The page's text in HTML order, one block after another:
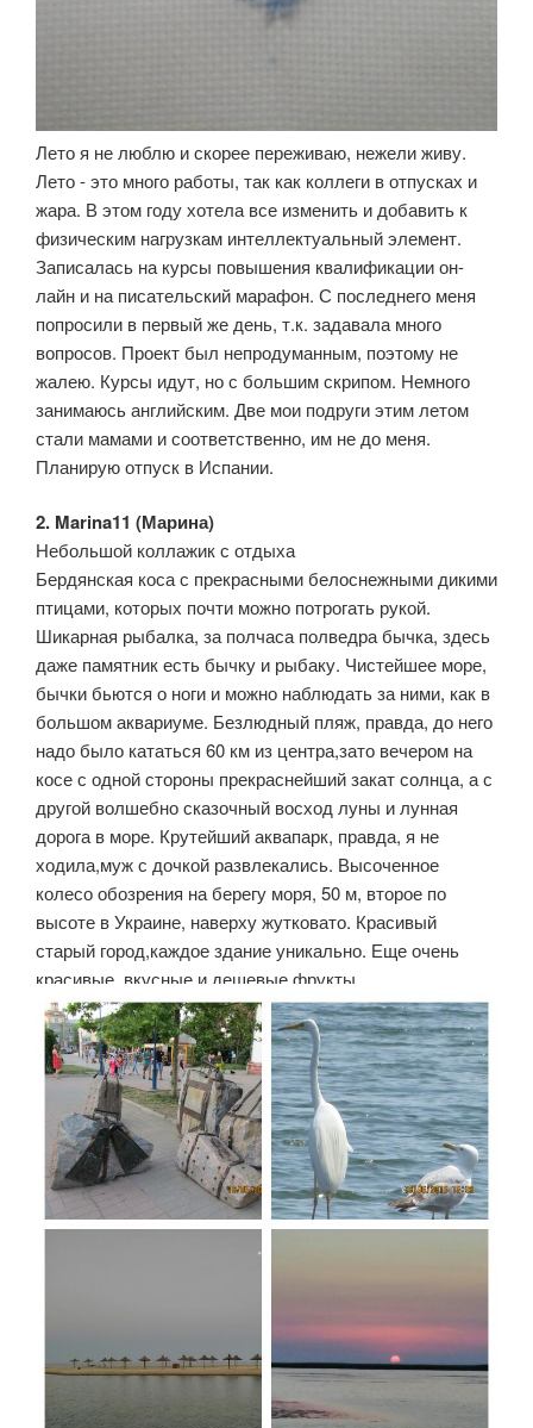
Лето я не люблю и скорее переживаю, нежели живу.
Лето - это много работы, так как коллеги в отпусках и
жара. В этом году хотела все изменить и добавить к
физическим нагрузкам интеллектуальный элемент.
Записалась на курсы повышения квалификации он-
лайн и на писательский марафон. С последнего меня
попросили в первый же день, т.к. задавала много
вопросов. Проект был непродуманным, поэтому не
жалею. Курсы идут, но с большим скрипом. Немного
занимаюсь английским. Две мои подруги этим летом
стали мамами и соответственно, им не до меня.
Планирую отпуск в Испании.
2. Marina11 (Марина)
Небольшой коллажик с отдыха
Бердянская коса с прекрасными белоснежными дикими
птицами, которых почти можно потрогать рукой.
Шикарная рыбалка, за полчаса полведра бычка, здесь
даже памятник есть бычку и рыбаку. Чистейшее море,
бычки бьются о ноги и можно наблюдать за ними, как в
большом аквариуме. Безлюдный пляж, правда, до него
надо было кататься 60 км из центра,зато вечером на
косе с одной стороны прекраснейший закат солнца, а с
другой волшебно сказочный восход луны и лунная
дорога в море. Крутейший аквапарк, правда, я не
ходила,муж с дочкой развлекались. Высоченное
колесо обозрения на берегу моря, 50 м, второе по
высоте в Украине, наверху жутковато. Красивый
старый город,каждое здание уникально. Еще очень
красивые, вкусные и дешевые фрукты.